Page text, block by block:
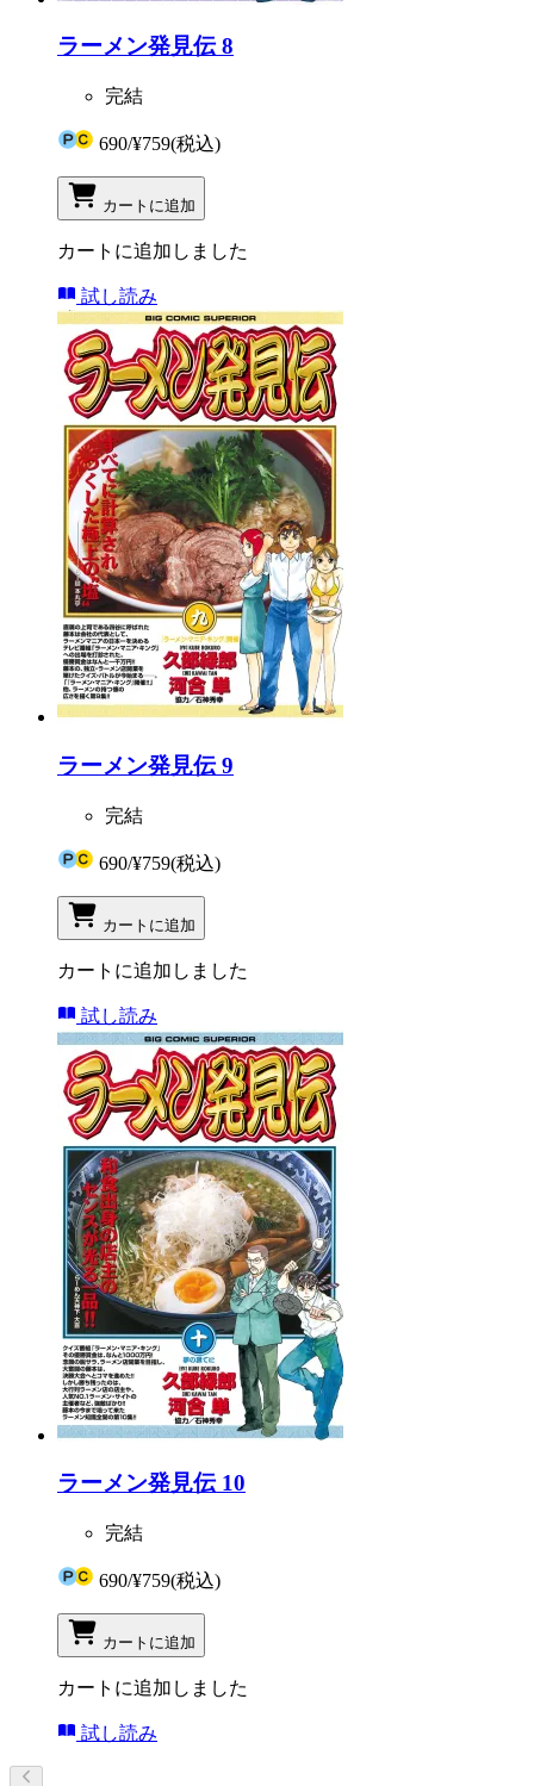
ラーメン発見伝 8
完結
690/¥759(税込)
カートに追加
カートに追加しました
試し読み
ラーメン発見伝 9
完結
690/¥759(税込)
カートに追加
カートに追加しました
試し読み
ラーメン発見伝 10
完結
690/¥759(税込)
カートに追加
カートに追加しました
試し読み